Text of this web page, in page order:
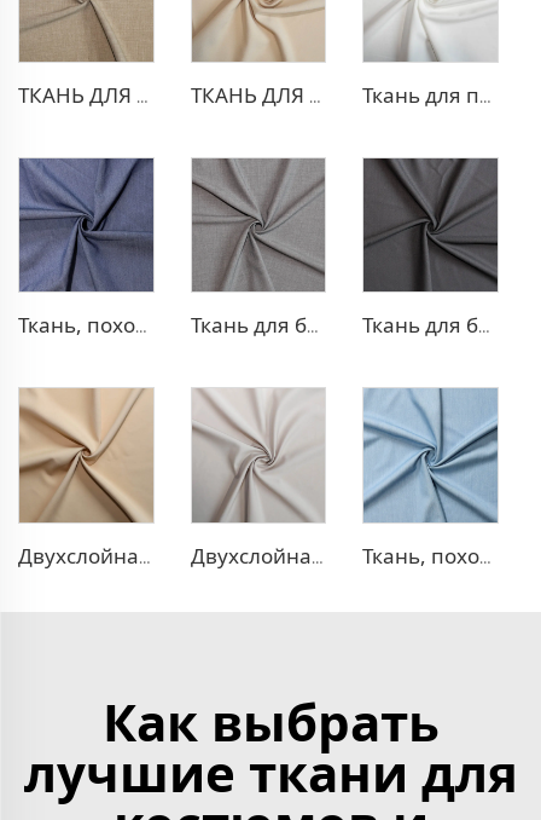
ТКАНЬ ДЛЯ ТРИКОТАЖНЫХ БРЮК ИЗ ПОЛИЭСТЕРА И ВИСКОЗЫ ТКАНЬ ДЛЯ БЛЕЙЗЕРА ИЗ ПОЛИЭСТЕРА И ВИСКОЗЫ Ткань для платья из полиэстера и вискозы с эффектом стрейч
Ткань, похожая на деним, из полиэстера и вискозы Ткань для брюк TR с четырехсторонней растяжкой Ткань для блейзера TR с эффектом стрейч
Двухслойная ткань для платья TR Двухслойная ткань для платья TR Ткань, похожая на деним, TR
Как выбрать
лучшие ткани для